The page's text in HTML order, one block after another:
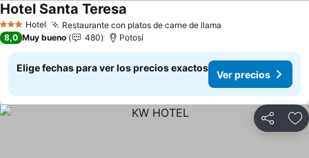
3 Estrellas
Hotel Restaurante con platos de carne de llama
Hotel Santa Teresa
8,0 Muy bueno 480 Potosí
Elige fechas para ver los precios exactos
Ver precios
Compartir